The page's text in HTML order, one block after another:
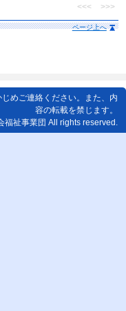
<<<
>>>
ページ上へ
めご連絡ください。また、内
容の転載を禁じます。
福祉事業団 All rights reserved.